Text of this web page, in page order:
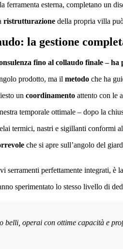
ferramenta esterna, completano un
ristrutturazione della propria villa
la gestione
fino al collaudo finale –
prodotto, ma il metodo che ha
un coordinamento attento con le
temporale ottimale – dopo la
termici, nastri e sigillanti conformi
che si apre sull’angolo del
serramenti perfettamente integrati, è
sperimentato lo stesso livello di
belli, operai con ottime capacità e